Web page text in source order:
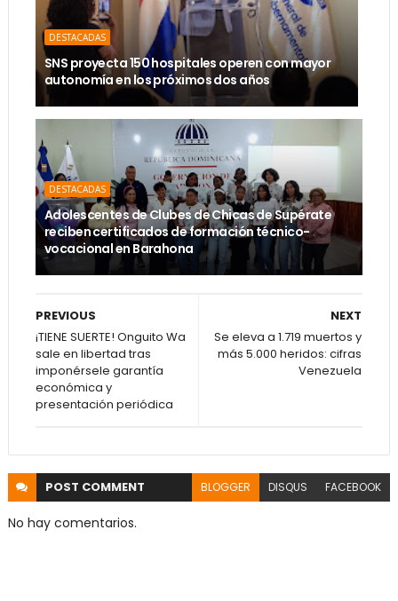
DESTACADAS
SNS proyecta 150 hospitales operen con mayor
autonomía en los próximos dos años
DESTACADAS
Adolescentes de Clubes de Chicas de Supérate
reciben certificados de formación técnico-
vocacional en Barahona
NEXT
Se eleva a 1.719 muertos y
más 5.000 heridos: cifras
Venezuela
PREVIOUS
¡TIENE SUERTE! Onguito Wa
sale en libertad tras
imponérsele garantía
económica y
presentación periódica
POST COMMENT BLOGGER DISQUS FACEBOOK
No hay comentarios.